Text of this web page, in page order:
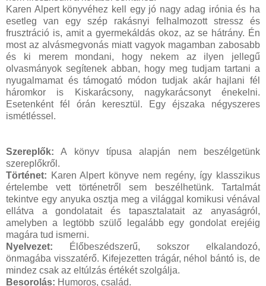
Karen Alpert könyvéhez kell egy jó nagy adag irónia és ha
esetleg van egy szép rakásnyi felhalmozott stressz és
frusztráció is, amit a gyermekáldás okoz, az se hátrány. Én
most az alvásmegvonás miatt vagyok magamban zabosabb
és ki merem mondani, hogy nekem az ilyen jellegű
olvasmányok segítenek abban, hogy meg tudjam tartani a
nyugalmamat és támogató módon tudjak akár hajlani fél
háromkor is Kiskarácsony, nagykarácsonyt énekelni.
Esetenként fél órán keresztül. Egy éjszaka négyszeres
ismétléssel.
Szereplők: A könyv típusa alapján nem beszélgetünk
szereplőkről.
Történet: Karen Alpert könyve nem regény, így klasszikus
értelembe vett történetről sem beszélhetünk. Tartalmát
tekintve egy anyuka osztja meg a világgal komikusi vénával
ellátva a gondolatait és tapasztalatait az anyaságról,
amelyben a legtöbb szülő legalább egy gondolat erejéig
magára tud ismerni.
Nyelvezet:
Élőbeszédszerű, sokszor elkalandozó,
önmagába visszatérő. Kifejezetten trágár, néhol bántó is, de
mindez csak az eltúlzás értékét szolgálja.
Besorolás: Humoros, család.